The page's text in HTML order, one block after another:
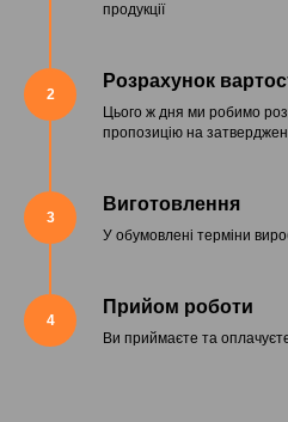
продукції
2
Розрахунок
Цього ж дня ми робимо
пропозицію на
3
Виготовлення
У обумовлені терміни
4
Прийом роботи
Ви приймаєте та